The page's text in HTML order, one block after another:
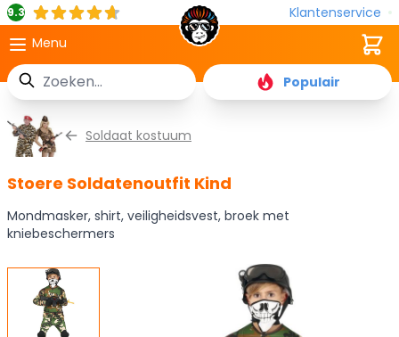
9.3
Klantenservice
Menu
Zoek
Populair
Cart
Soldaat kostuum
Stoere Soldatenoutfit Kind
Mondmasker, shirt, veiligheidsvest, broek met
kniebeschermers